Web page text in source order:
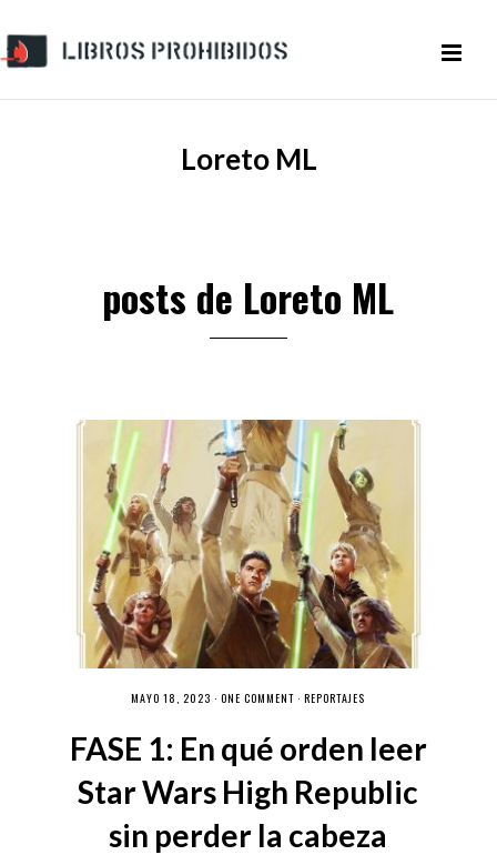
Loreto ML
posts de Loreto ML
MAYO 18, 2023 ·ONE COMMENT ·REPORTAJES
FASE 1: En qué orden leer
Star Wars High Republic
sin perder la cabeza